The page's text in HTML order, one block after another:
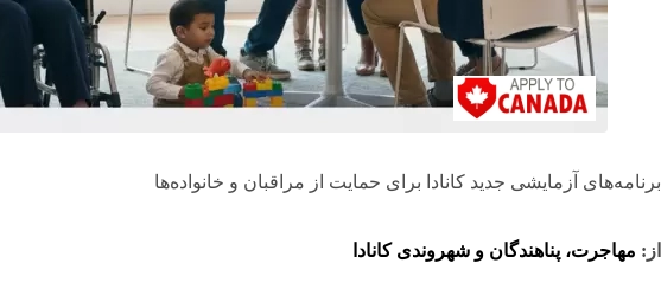
برنامه‌های آزمایشی جدید کانادا برای حمایت از مراقبان و خانواده‌ها
از: مهاجرت، پناهندگان و شهروندی کانادا